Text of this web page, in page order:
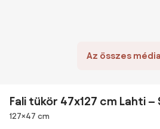
Az összes
Fali tükör 47x127 cm Lahti –
Méretek
127×47 cm